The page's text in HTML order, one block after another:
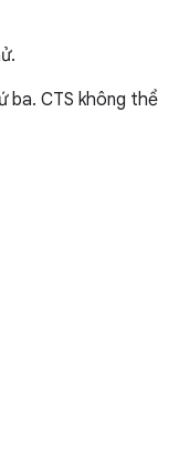
ba. CTS không thể